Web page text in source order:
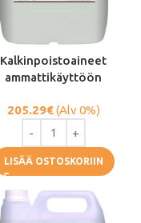
Kalkinpoistoaineet
ammattikäyttöön
205.29€(Alv 0%)
LISÄÄ OSTOSKORIIN